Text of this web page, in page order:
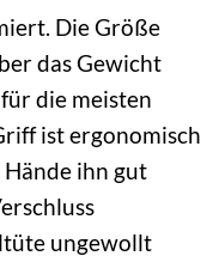
Die Größe
das Gewicht
die meisten
ist ergonomisch
ihn gut
ungewollt